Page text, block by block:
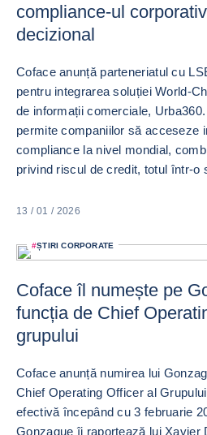
compliance-ul
decizional
Coface anunță parteneriatul cu
pentru integrarea soluției World-
de informații comerciale,
permite companiilor să acceseze
compliance la nivel mondial,
privind riscul de credit, totul într-o
13 / 01 / 2026
#ȘTIRI CORPORATE
Coface îl numește pe
funcția de Chief
grupului
Coface anunță numirea lui
Chief Operating Officer al
efectivă începând cu 3 februarie
Gonzague îi raportează lui Xavier